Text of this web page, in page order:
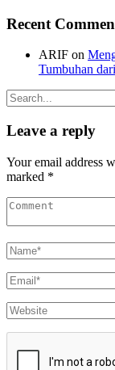
Recent
ARIF on
Tumbuhan
Search
for:
Leave a reply
Your email address
marked *